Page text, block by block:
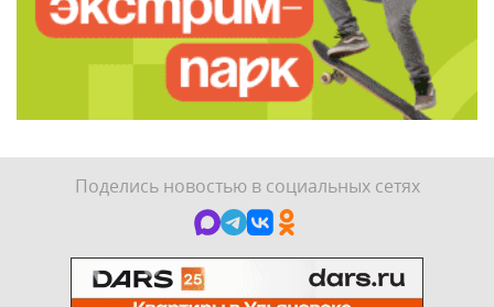
Поделись новостью в социальных сетях